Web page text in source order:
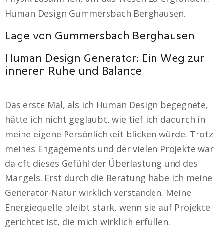
Human Design Gummersbach Berghausen.
Lage von Gummersbach Berghausen
Human Design Generator: Ein Weg zur
inneren Ruhe und Balance
Das erste Mal, als ich Human Design begegnete,
hätte ich nicht geglaubt, wie tief ich dadurch in
meine eigene Persönlichkeit blicken würde. Trotz
meines Engagements und der vielen Projekte war
da oft dieses Gefühl der Überlastung und des
Mangels. Erst durch die Beratung habe ich meine
Generator-Natur wirklich verstanden. Meine
Energiequelle bleibt stark, wenn sie auf Projekte
gerichtet ist, die mich wirklich erfüllen.